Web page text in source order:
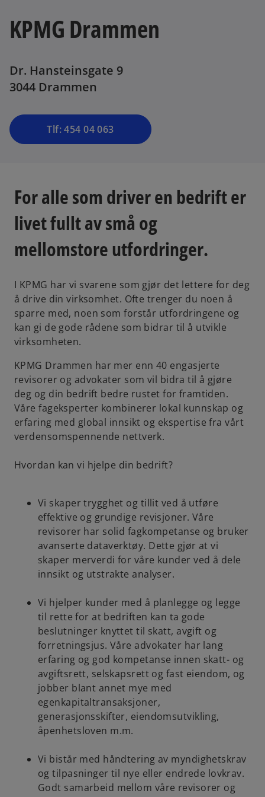
KPMG Drammen
Dr. Hansteinsgate 9
3044 Drammen
Tlf: 454 04 063
For alle som driver en bedrift er
livet fullt av små og
mellomstore utfordringer.
I KPMG har vi svarene som gjør det lettere for deg
å drive din virksomhet. Ofte trenger du noen å
sparre med, noen som forstår utfordringene og
kan gi de gode rådene som bidrar til å utvikle
virksomheten.
KPMG Drammen har mer enn 40 engasjerte
revisorer og advokater som vil bidra til å gjøre
deg og din bedrift bedre rustet for framtiden.
Våre fageksperter kombinerer lokal kunnskap og
erfaring med global innsikt og ekspertise fra vårt
verdensomspennende nettverk.
Hvordan kan vi hjelpe din bedrift?
Vi skaper trygghet og tillit ved å utføre
effektive og grundige revisjoner. Våre
revisorer har solid fagkompetanse og bruker
avanserte dataverktøy. Dette gjør at vi
skaper merverdi for våre kunder ved å dele
innsikt og utstrakte analyser.
Vi hjelper kunder med å planlegge og legge
til rette for at bedriften kan ta gode
beslutninger knyttet til skatt, avgift og
forretningsjus. Våre advokater har lang
erfaring og god kompetanse innen skatt- og
avgiftsrett, selskapsrett og fast eiendom, og
jobber blant annet mye med
egenkapitaltransaksjoner,
generasjonsskifter, eiendomsutvikling,
åpenhetsloven m.m.
Vi bistår med håndtering av myndighetskrav
og tilpasninger til nye eller endrede lovkrav.
Godt samarbeid mellom våre revisorer og